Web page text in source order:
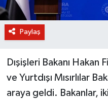
Paylaş
Dışişleri Bakanı Hakan
ve Yurtdışı Mısırlılar
araya geldi. Bakanlar,